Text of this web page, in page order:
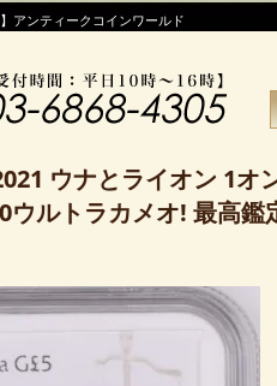
アンティークコインワールド
ウナとライオン 1オ
ウルトラカメオ! 最高